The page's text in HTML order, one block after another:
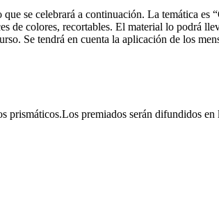
se celebrará a continuación. La temática es
de colores, recortables. El material lo podrá
Se tendrá en cuenta la aplicación de los
prismáticos.Los premiados serán difundidos